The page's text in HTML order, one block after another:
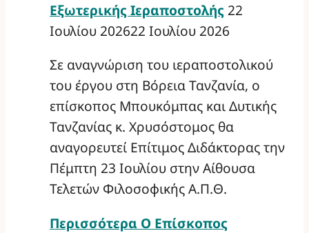
Εξωτερικής Ιεραποστολής 22
Ιουλίου 202622 Ιουλίου 2026
Σε αναγνώριση του ιεραποστολικού
του έργου στη Βόρεια Τανζανία, ο
επίσκοπος Μπουκόμπας και Δυτικής
Τανζανίας κ. Χρυσόστομος θα
αναγορευτεί Επίτιμος Διδάκτορας την
Πέμπτη 23 Ιουλίου στην Αίθουσα
Τελετών Φιλοσοφικής Α.Π.Θ.
Περισσότερα Ο Επίσκοπος